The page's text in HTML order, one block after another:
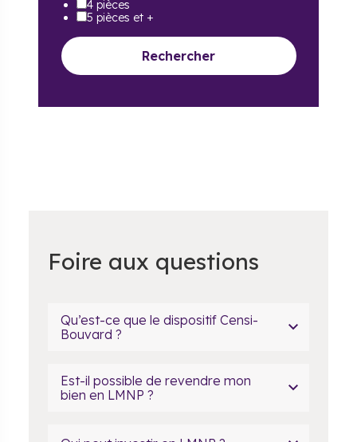
4 pièces
5 pièces et +
Rechercher
Foire aux questions
Qu’est-ce que le dispositif Censi-
Bouvard ?
Est-il possible de revendre mon
bien en LMNP ?